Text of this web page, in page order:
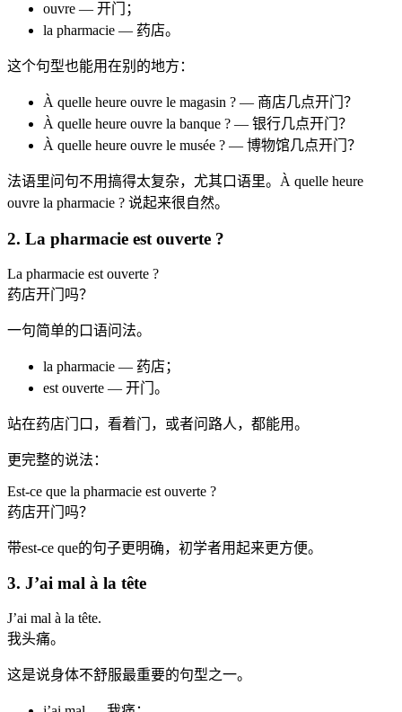
ouvre — 开门；
la pharmacie — 药店。
这个句型也能用在别的地方：
À quelle heure ouvre le magasin ? — 商店几点开门？
À quelle heure ouvre la banque ? — 银行几点开门？
À quelle heure ouvre le musée ? — 博物馆几点开门？
法语里问句不用搞得太复杂，尤其口语里。À quelle heure
ouvre la pharmacie ? 说起来很自然。
2. La pharmacie est ouverte ?
La pharmacie est ouverte ?
药店开门吗？
一句简单的口语问法。
la pharmacie — 药店；
est ouverte — 开门。
站在药店门口，看着门，或者问路人，都能用。
更完整的说法：
Est-ce que la pharmacie est ouverte ?
药店开门吗？
带est-ce que的句子更明确，初学者用起来更方便。
3. J’ai mal à la tête
J’ai mal à la tête.
我头痛。
这是说身体不舒服最重要的句型之一。